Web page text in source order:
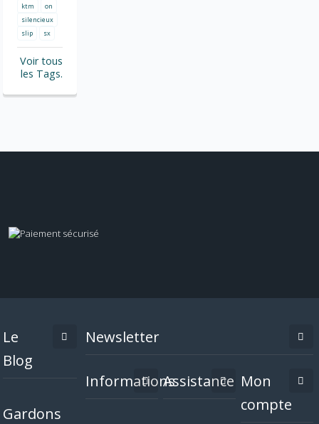
ktm
on
silencieux
slip
sx
Voir tous
les Tags.
Le
Blog
Gardons
Newsletter
InformationsAssistance Mon
compte